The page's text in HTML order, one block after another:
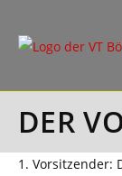
Inhalt
springen
DER
1. Vorsitzender: